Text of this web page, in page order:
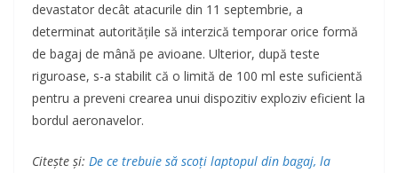
devastator decât atacurile din 11 septembrie, a
determinat autoritățile să interzică temporar orice formă
de bagaj de mână pe avioane. Ulterior, după teste
riguroase, s-a stabilit că o limită de 100 ml este suficientă
pentru a preveni crearea unui dispozitiv exploziv eficient la
bordul aeronavelor.
Citește și: De ce trebuie să scoți laptopul din bagaj, la